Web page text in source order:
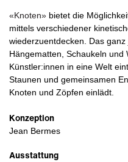
«Knoten» bietet die
mittels verschiedener
wiederzuentdecken. Das
Hängematten, Schaukeln
Künstler:innen in eine Welt
Staunen und gemeinsamen
Knoten und Zöpfen einlädt.
Konzeption
Jean Bermes
Ausstattung